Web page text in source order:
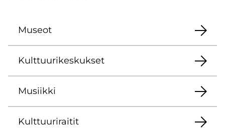
Museot
Kult­tuu­ri­kes­kuk­set
Musiik­ki
Kult­tuu­ri­rai­tit